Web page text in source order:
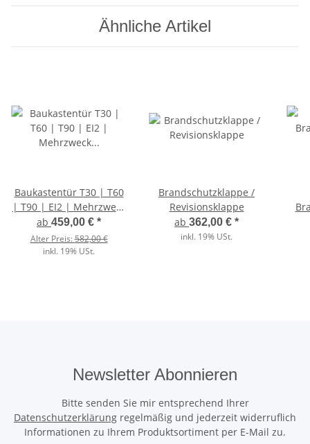
Ähnliche Artikel
Baukastentür T30 | T60
| T90 | EI2 | Mehrzweck
Stahltür Profi
ab 459,00 € *
Alter Preis:582,00 €
inkl. 19% USt.
Brandschutzklappe /
Revisionsklappe
ab 362,00 € *
inkl. 19% USt.
Newsletter Abonnieren
Bitte senden Sie mir entsprechend Ihrer
Datenschutzerklärung regelmäßig und jederzeit widerruflich
Informationen zu Ihrem Produktsortiment per E-Mail zu.